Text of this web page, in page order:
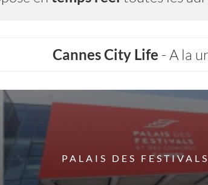
Cannes City Life - A la
LES ÎLES DE